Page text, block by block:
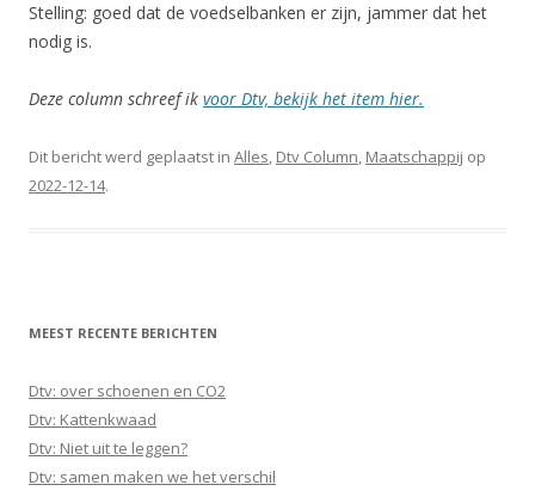
Stelling: goed dat de voedselbanken er zijn, jammer dat het
nodig is.
Deze column schreef ik voor Dtv, bekijk het item hier.
Dit bericht werd geplaatst in Alles, Dtv Column, Maatschappij op
2022-12-14.
MEEST RECENTE BERICHTEN
Dtv: over schoenen en CO2
Dtv: Kattenkwaad
Dtv: Niet uit te leggen?
Dtv: samen maken we het verschil